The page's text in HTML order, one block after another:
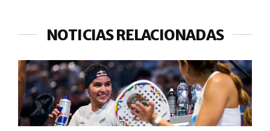
NOTICIAS RELACIONADAS